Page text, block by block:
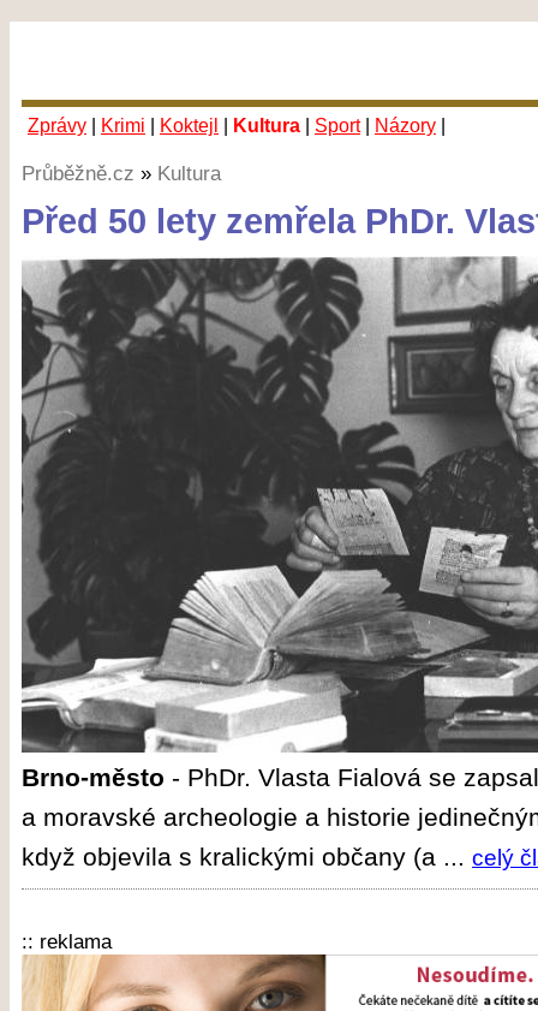
Zprávy | Krimi | Koktejl | Kultura | Sport| Názory |
Průběžně.cz » Kultura
Před 50 lety zemřela PhDr.
Brno-město - PhDr. Vlasta Fialová se
a moravské archeologie a historie
když objevila s kralickými občany (a ... celý
:: reklama